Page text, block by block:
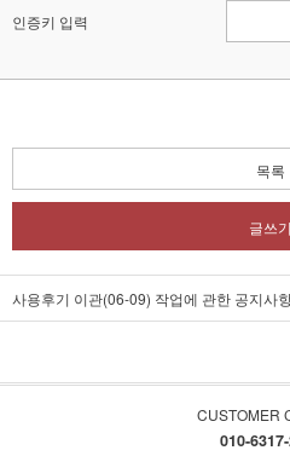
인증키 입력
목록
글쓰기
사용후기 이관(06-09) 작업에 관한 공지사
CUSTOMER
010-